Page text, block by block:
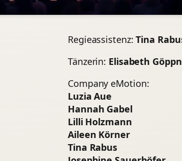
Regieassistenz:Tina
Tänzerin: Elisabeth
Company eMotion:
Luzia Aue
Hannah Gabel
Lilli Holzmann
Aileen Körner
Tina Rabus